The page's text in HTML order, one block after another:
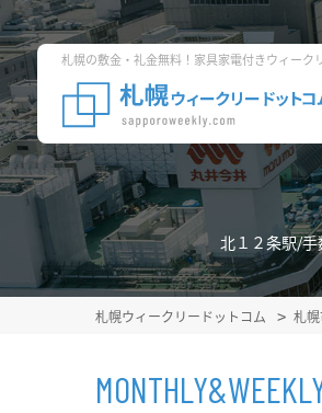
札幌の敷金・礼金無料！家具家電付きウィーク
北１２条駅/手
札幌ウィークリードットコム 札